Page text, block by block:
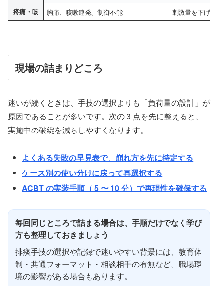
疼痛・咳 胸痛、咳嗽連発、制御不能 刺激量を下げ
現場の詰まりどころ
迷いが続くときは、手技の選択よりも「負荷量の設計」が
原因であることが多いです。次の 3 点を先に整えると、
実施中の破綻を減らしやすくなります。
よくある失敗の早見表で、崩れ方を先に特定する
ケース別の使い分けに戻って再選択する
ACBT の実装手順（ 5 〜 10 分）で再現性を確保する
毎回同じところで詰まる場合は、手順だけでなく学び
方も整理しておきましょう
排痰手技の選択や記録で迷いやすい背景には、教育体
制・共通フォーマット・相談相手の有無など、職場環
境の影響がある場合もあります。